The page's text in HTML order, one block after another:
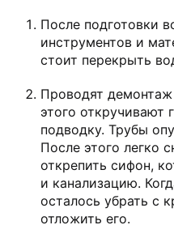
После подготовки
инструментов и
стоит перекрыть
Проводят
этого откручивают
подводку. Трубы
После этого легко
открепить сифон,
и канализацию.
осталось убрать с
отложить его.